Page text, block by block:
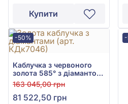
Купити
-50%
Каблучка з червоного
золота 585° з діамантом
0,5ct, арт. КДк7046
163 045,00 грн
81 522,50 грн